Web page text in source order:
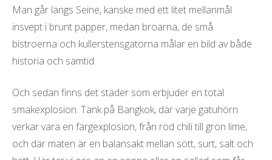
Man går längs Seine, kanske med ett litet mellanmål
insvept i brunt papper, medan broarna, de små
bistroerna och kullerstensgatorna målar en bild av både
historia och samtid.
Och sedan finns det städer som erbjuder en total
smakexplosion. Tänk på Bangkok, där varje gatuhörn
verkar vara en färgexplosion, från röd chili till grön lime,
och där maten är en balansakt mellan sött, surt, salt och